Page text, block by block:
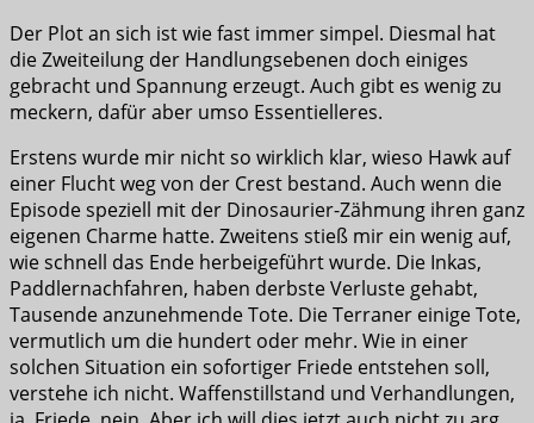
Der Plot an sich ist wie fast immer simpel. Diesmal hat
die Zweiteilung der Handlungsebenen doch einiges
gebracht und Spannung erzeugt. Auch gibt es wenig zu
meckern, dafür aber umso Essentielleres.
Erstens wurde mir nicht so wirklich klar, wieso Hawk auf
einer Flucht weg von der Crest bestand. Auch wenn die
Episode speziell mit der Dinosaurier-Zähmung ihren ganz
eigenen Charme hatte. Zweitens stieß mir ein wenig auf,
wie schnell das Ende herbeigeführt wurde. Die Inkas,
Paddlernachfahren, haben derbste Verluste gehabt,
Tausende anzunehmende Tote. Die Terraner einige Tote,
vermutlich um die hundert oder mehr. Wie in einer
solchen Situation ein sofortiger Friede entstehen soll,
verstehe ich nicht. Waffenstillstand und Verhandlungen,